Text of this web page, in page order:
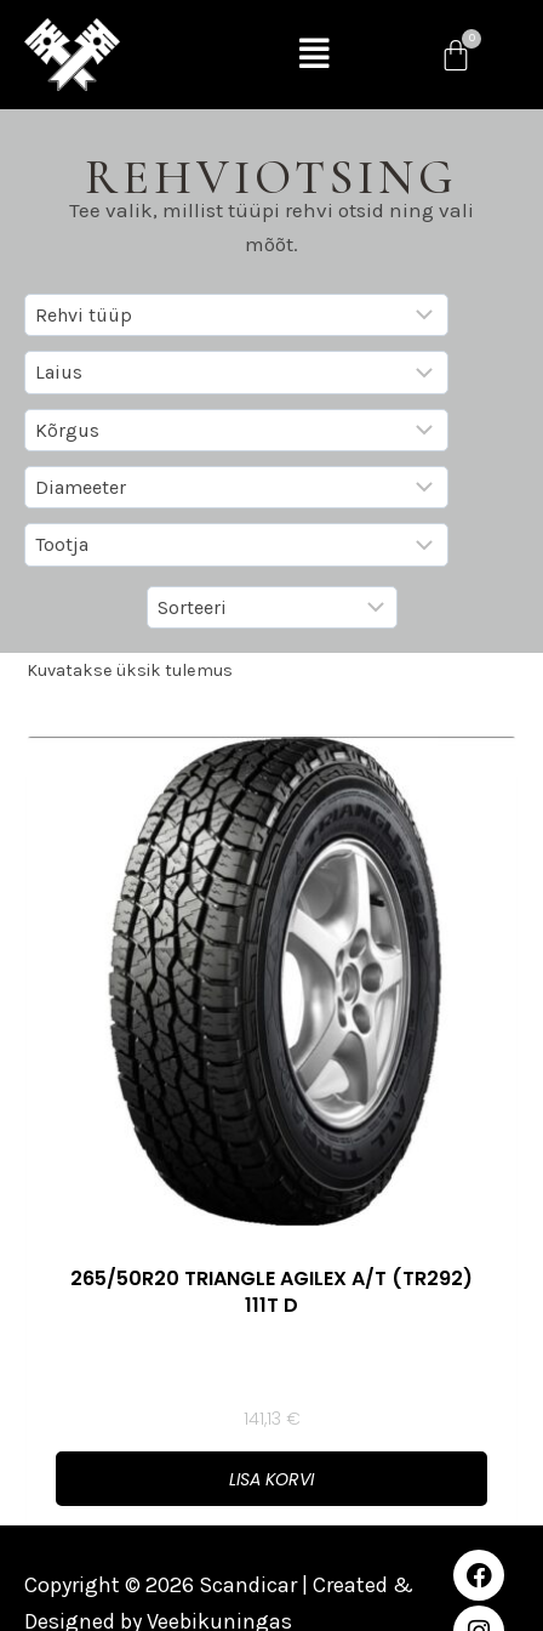
REHVIOTSING
Tee valik, millist tüüpi rehvi otsid ning vali
mõõt.
Kuvatakse üksik tulemus
265/50R20 TRIANGLE AGILEX A/T (TR292)
111T D
141,13 €
LISA KORVI
Copyright © 2026 Scandicar | Created &
Designed byVeebikuningas